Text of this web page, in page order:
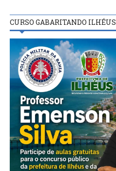
CURSO GABARITANDO ILHÉUS